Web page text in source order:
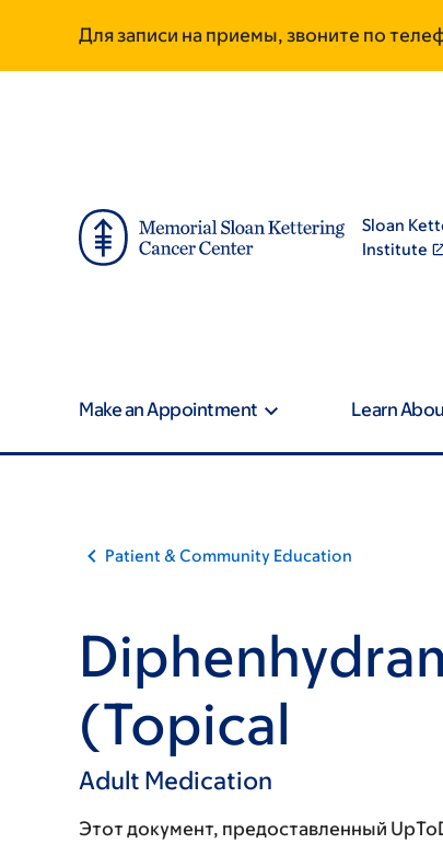
main
footer
Для записи на приемы, звоните по
Sloan
Institute
Make an Appointment Learn
Patient & Community Education
(Topical
Adult Medication
Этот документ, предоставленный